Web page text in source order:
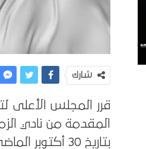
شارك
قرر المجلس الأعلى
المقدمة من نادي
بتاريخ 30 أكتوبر الماضي.